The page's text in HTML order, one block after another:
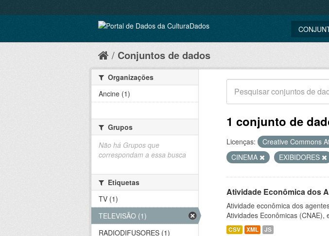
Conjuntos de dados
1 conjunto de
Licenças: Creative Commons
CINEMA
EXIBIDORES
Atividade Econômica dos
Atividade econômica dos
Atividades Econômicas
CSV XML JS
Organizações
Ancine (1)
Grupos
Não há Grupos que
correspondam a essa busca
Etiquetas
TV (1)
TELEVISÃO (1)
RADIODIFUSORES (1)